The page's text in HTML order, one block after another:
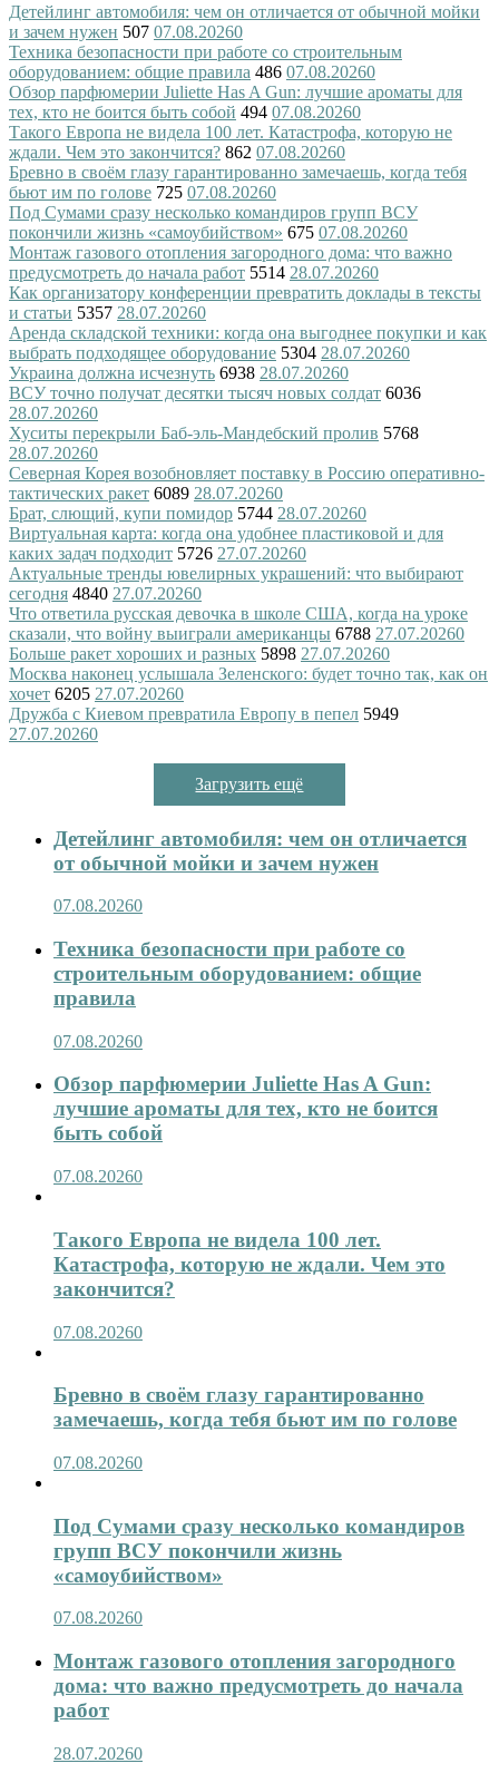
Детейлинг автомобиля: чем он отличается от обычной мойки
и зачем нужен 507 07.08.20260
Техника безопасности при работе со строительным
оборудованием: общие правила 486 07.08.20260
Обзор парфюмерии Juliette Has A Gun: лучшие ароматы для
тех, кто не боится быть собой 494 07.08.20260
Такого Европа не видела 100 лет. Катастрофа, которую не
ждали. Чем это закончится? 862 07.08.20260
Бревно в своём глазу гарантированно замечаешь, когда тебя
бьют им по голове 725 07.08.20260
Под Сумами сразу несколько командиров групп ВСУ
покончили жизнь «самоубийством» 675 07.08.20260
Монтаж газового отопления загородного дома: что важно
предусмотреть до начала работ 5514 28.07.20260
Как организатору конференции превратить доклады в тексты
и статьи 5357 28.07.20260
Аренда складской техники: когда она выгоднее покупки и как
выбрать подходящее оборудование 5304 28.07.20260
Украина должна исчезнуть 6938 28.07.20260
ВСУ точно получат десятки тысяч новых солдат 6036
28.07.20260
Хуситы перекрыли Баб-эль-Мандебский пролив 5768
28.07.20260
Северная Корея возобновляет поставку в Россию оперативно-
тактических ракет 6089 28.07.20260
Брат, слющий, купи помидор 5744 28.07.20260
Виртуальная карта: когда она удобнее пластиковой и для
каких задач подходит 5726 27.07.20260
Актуальные тренды ювелирных украшений: что выбирают
сегодня 4840 27.07.20260
Что ответила русская девочка в школе США, когда на уроке
сказали, что войну выиграли американцы 6788 27.07.20260
Больше ракет хороших и разных 5898 27.07.20260
Москва наконец услышала Зеленского: будет точно так, как он
хочет 6205 27.07.20260
Дружба с Киевом превратила Европу в пепел 5949
27.07.20260
Загрузить ещё
Детейлинг автомобиля: чем он отличается
от обычной мойки и зачем нужен
07.08.20260
Техника безопасности при работе со
строительным оборудованием: общие
правила
07.08.20260
Обзор парфюмерии Juliette Has A Gun:
лучшие ароматы для тех, кто не боится
быть собой
07.08.20260
Такого Европа не видела 100 лет.
Катастрофа, которую не ждали. Чем это
закончится?
07.08.20260
Бревно в своём глазу гарантированно
замечаешь, когда тебя бьют им по голове
07.08.20260
Под Сумами сразу несколько командиров
групп ВСУ покончили жизнь
«самоубийством»
07.08.20260
Монтаж газового отопления загородного
дома: что важно предусмотреть до начала
работ
28.07.20260